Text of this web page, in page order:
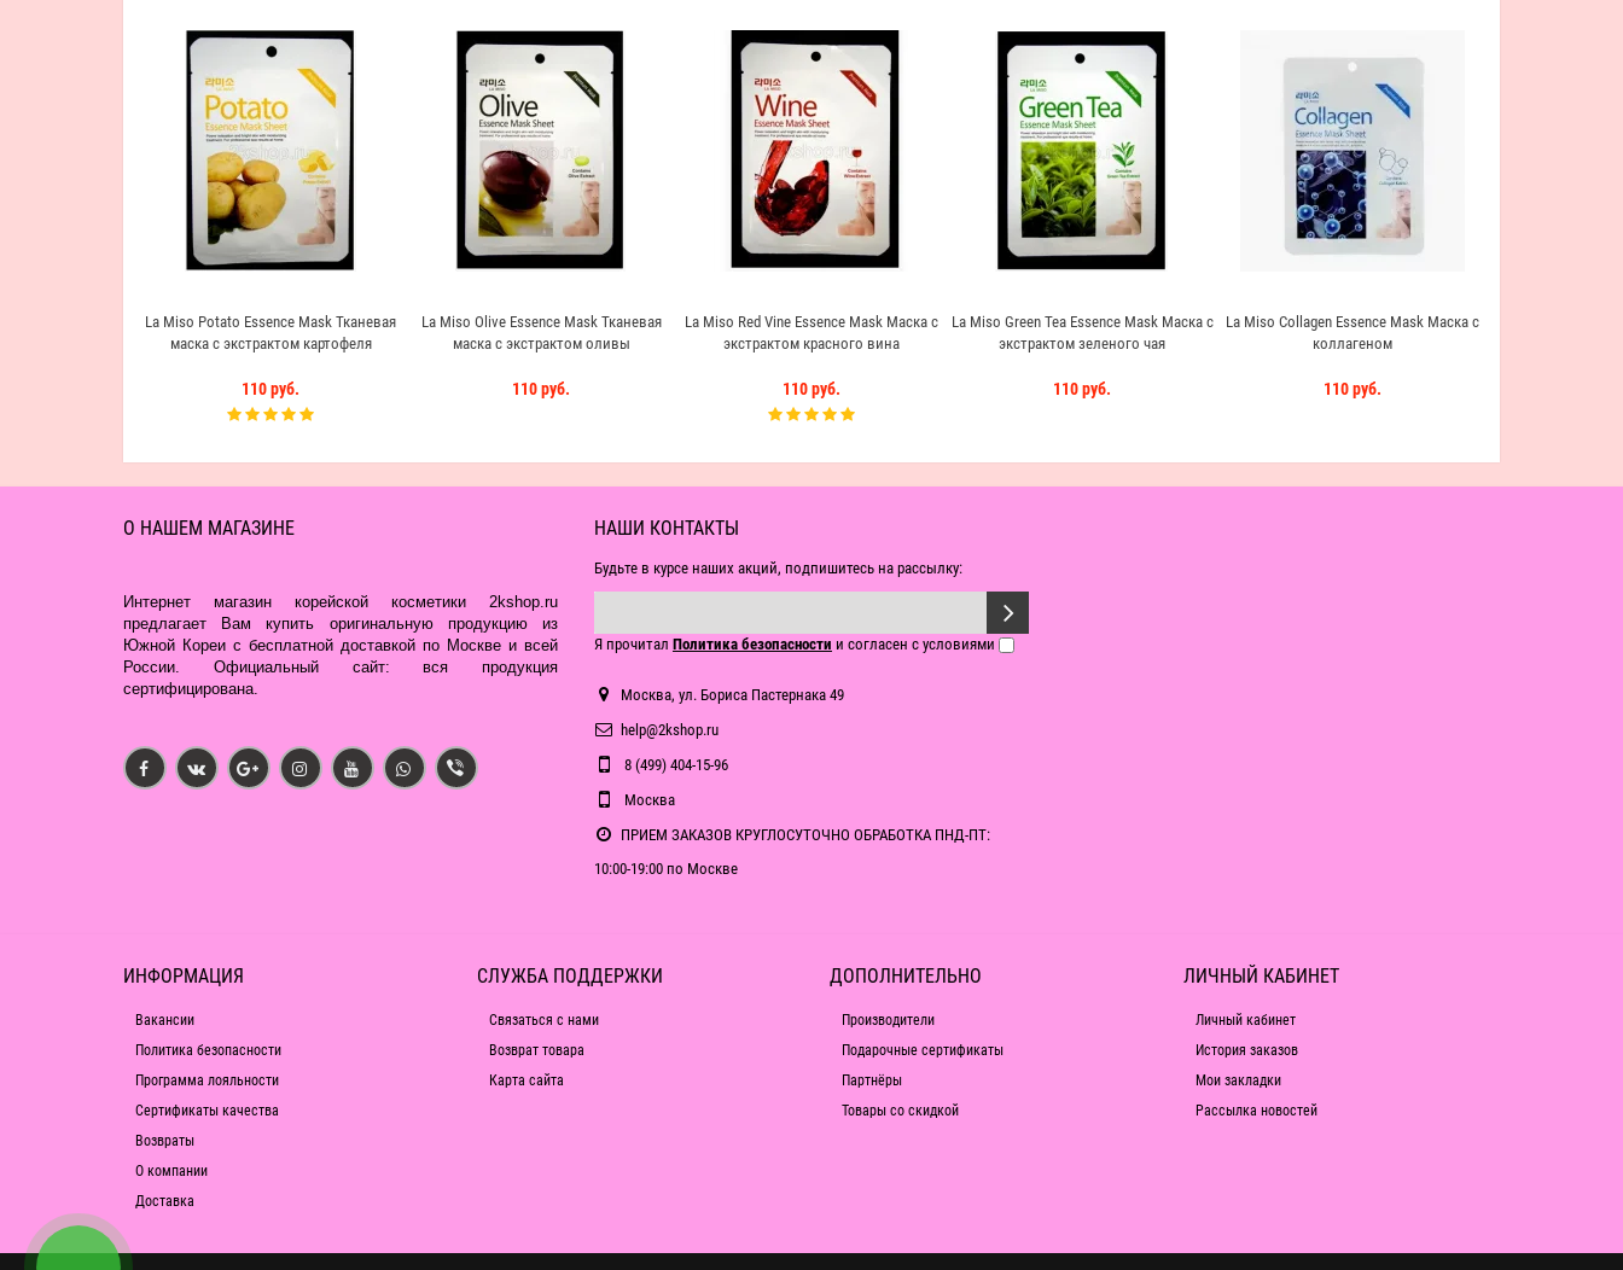
La Miso Potato Essence Mask Тканевая
маска с экстрактом картофеля
110 руб.
La Miso Olive Essence Mask Тканевая
маска с экстрактом оливы
110 руб.
La Miso Red Vine Essence Mask Маска с
экстрактом красного вина
110 руб.
La Miso Green Tea Essence Mask Маска с
экстрактом зеленого чая
110 руб.
La Miso Collagen Essence Mask Маска с
коллагеном
110 руб.
О НАШЕМ МАГАЗИНЕ
Интернет магазин корейской косметики 2kshop.ru
предлагает Вам купить оригинальную продукцию из
Южной Кореи с бесплатной доставкой по Москве и всей
России. Официальный сайт: вся продукция
сертифицирована.
НАШИ КОНТАКТЫ
Будьте в курсе наших акций, подпишитесь на рассылку:
Я прочитал Политика безопасности и согласен с условиями
Москва, ул. Бориса Пастернака 49
help@2kshop.ru
8 (499) 404-15-96
Москва
ПРИЕМ ЗАКАЗОВ КРУГЛОСУТОЧНО ОБРАБОТКА ПНД-ПТ:
10:00-19:00 по Москве
ИНФОРМАЦИЯ
Вакансии
Политика безопасности
Программа лояльности
Сертификаты качества
Возвраты
О компании
Доставка
СЛУЖБА ПОДДЕРЖКИ
Связаться с нами
Возврат товара
Карта сайта
ДОПОЛНИТЕЛЬНО
Производители
Подарочные сертификаты
Партнёры
Товары со скидкой
ЛИЧНЫЙ КАБИНЕТ
Личный кабинет
История заказов
Мои закладки
Рассылка новостей